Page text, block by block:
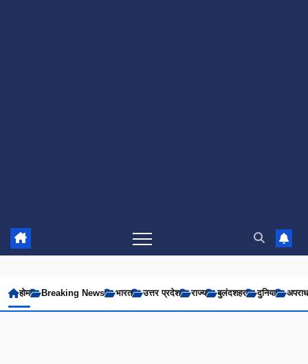
होम Breaking News भारत उत्तर प्रदेश राज्य बुलंदशहर दुनिया अपराध